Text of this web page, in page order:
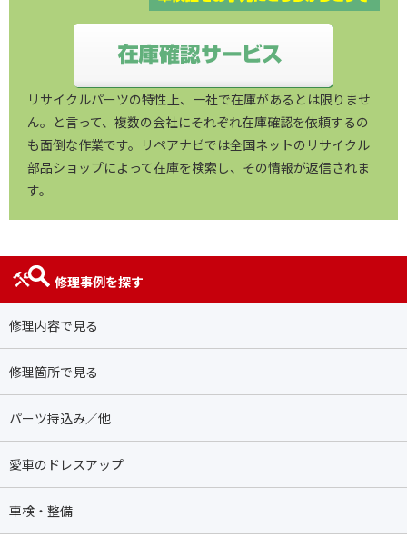
修理事例を探す
修理内容で見る
修理箇所で見る
パーツ持込み／他
愛車のドレスアップ
車検・整備
リサイクルパーツの特性上、一社で在庫があるとは限りませ
ん。と言って、複数の会社にそれぞれ在庫確認を依頼するの
も面倒な作業です。リペアナビでは全国ネットのリサイクル
部品ショップによって在庫を検索し、その情報が返信されま
す。